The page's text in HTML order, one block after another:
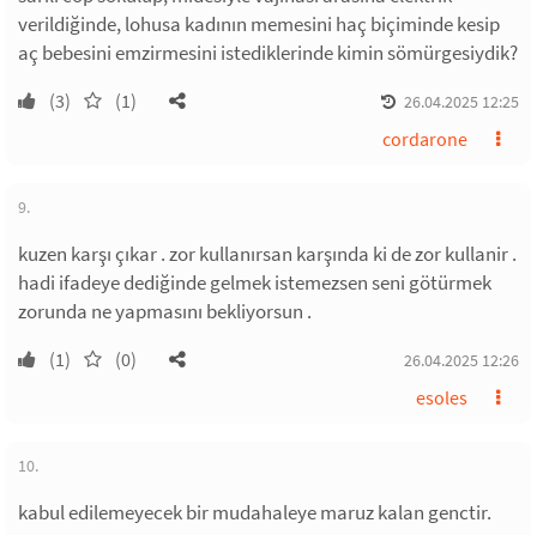
verildiğinde, lohusa kadının memesini haç biçiminde kesip
aç bebesini emzirmesini istediklerinde kimin sömürgesiydik?
(3) (1) 26.04.2025 12:25
cordarone
9.
kuzen karşı çıkar . zor kullanırsan karşında ki de zor kullanir .
hadi ifadeye dediğinde gelmek istemezsen seni götürmek
zorunda ne yapmasını bekliyorsun .
(1) (0) 26.04.2025 12:26
esoles
10.
kabul edilemeyecek bir mudahaleye maruz kalan genctir.